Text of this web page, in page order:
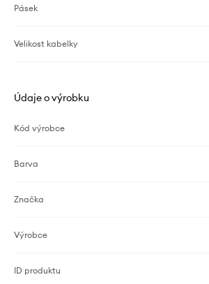
Pásek
Velikost kabelky
Údaje o výrobku
Kód výrobce
Barva
Značka
Výrobce
ID produktu